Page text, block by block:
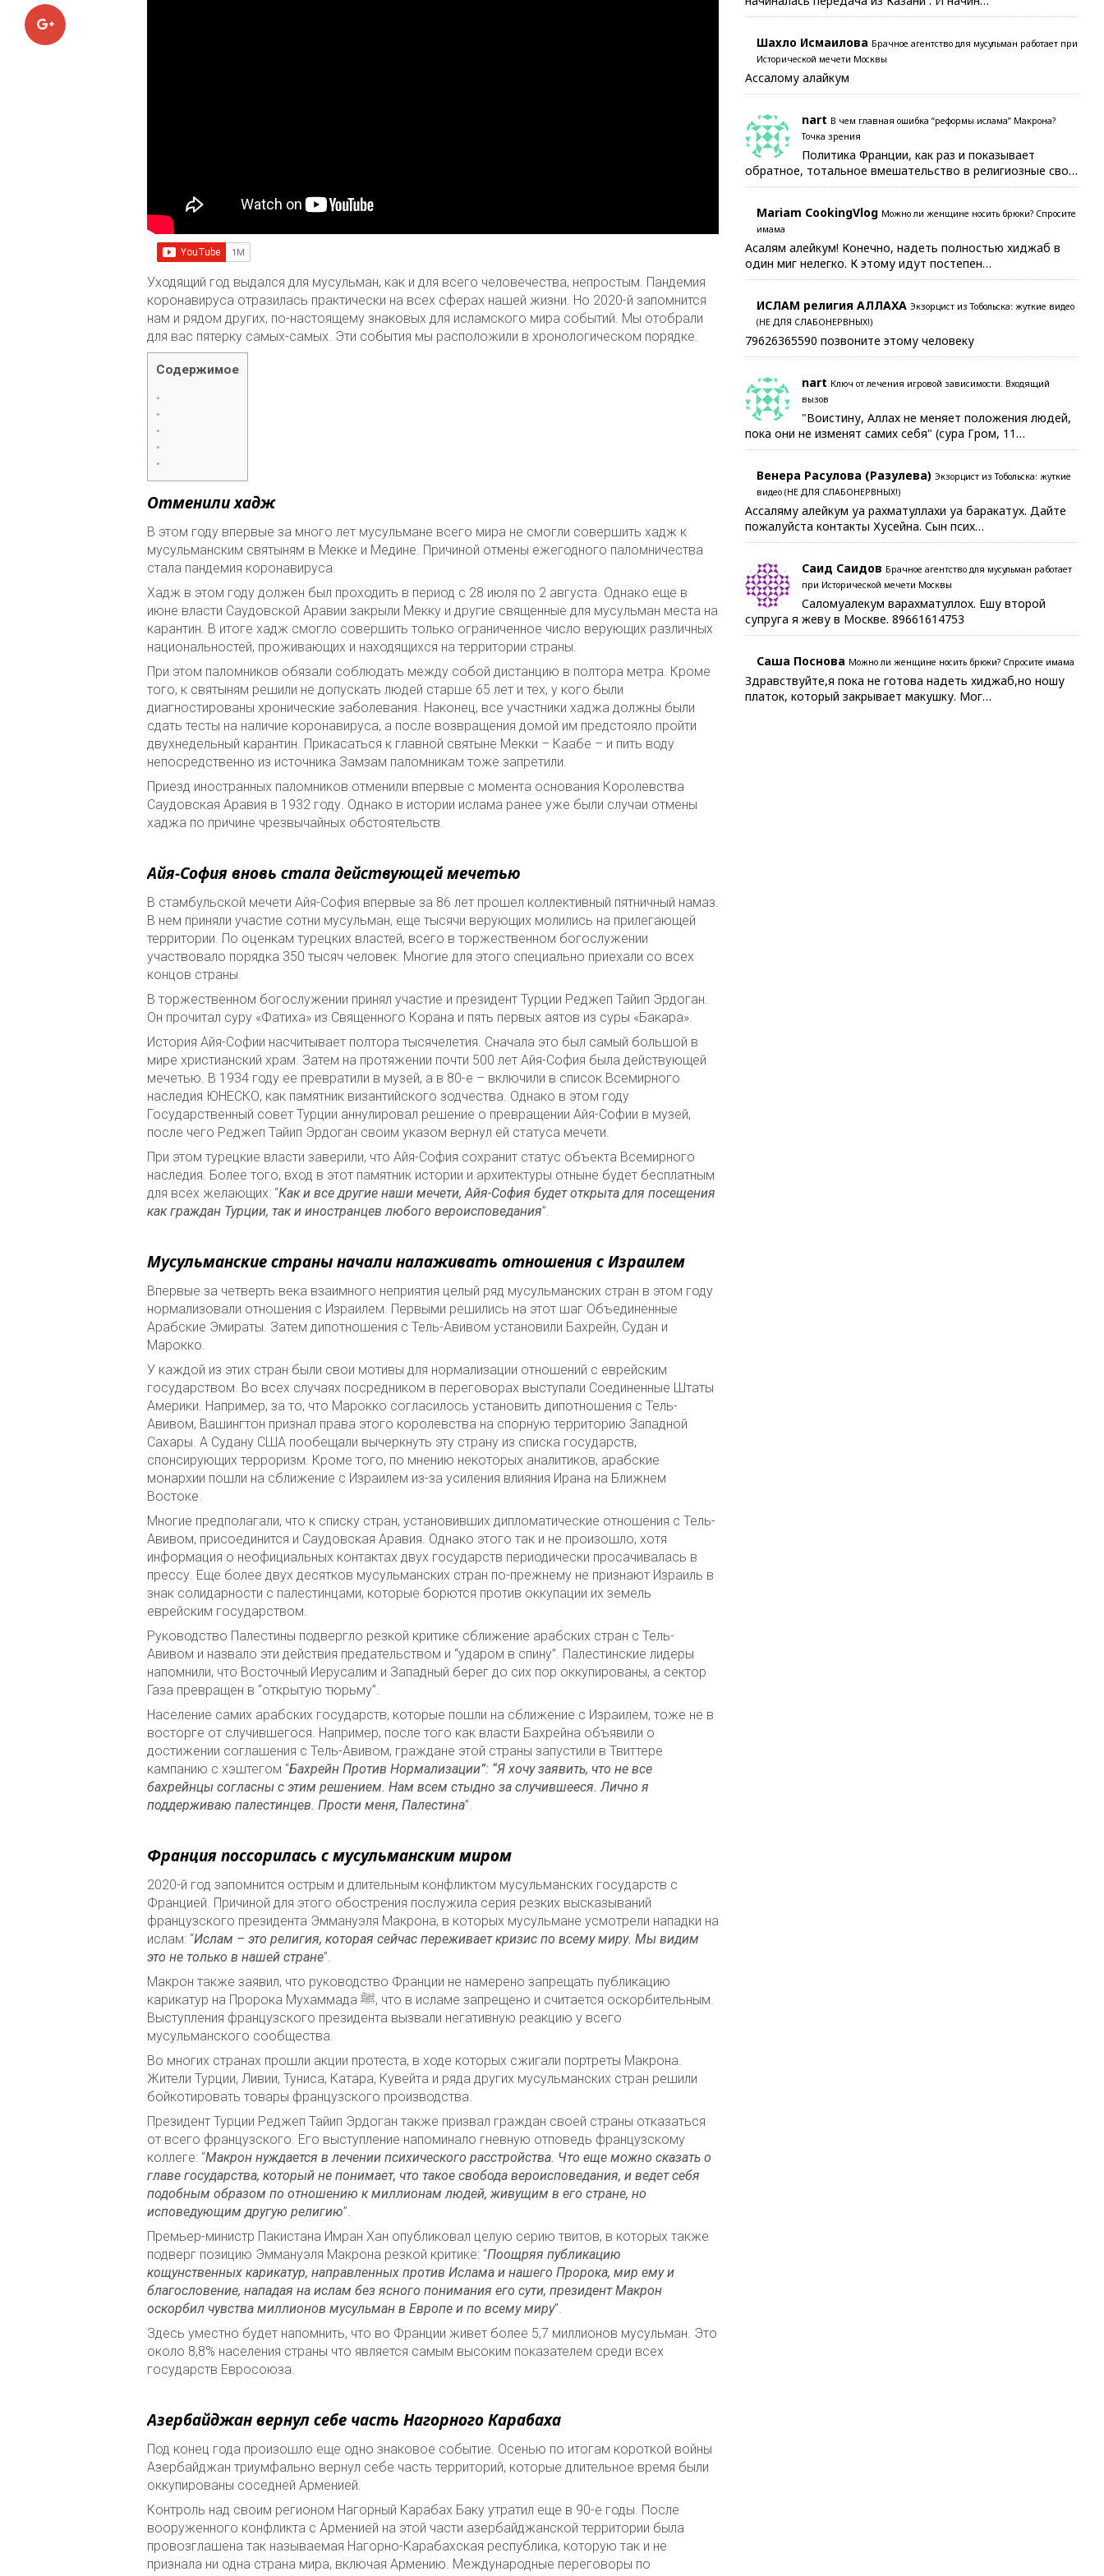
Google+
Уходящий год выдался для мусульман, как и для всего человечества, непростым. Пандемия
коронавируса отразилась практически на всех сферах нашей жизни. Но 2020-й запомнится
нам и рядом других, по-настоящему знаковых для исламского мира событий. Мы отобрали
для вас пятерку самых-самых. Эти события мы расположили в хронологическом порядке.
Содержимое
Отменили хадж
В этом году впервые за много лет мусульмане всего мира не смогли совершить хадж к
мусульманским святыням в Мекке и Медине. Причиной отмены ежегодного паломничества
стала пандемия коронавируса.
Хадж в этом году должен был проходить в период с 28 июля по 2 августа. Однако еще в
июне власти Саудовской Аравии закрыли Мекку и другие священные для мусульман места на
карантин. В итоге хадж смогло совершить только ограниченное число верующих различных
национальностей, проживающих и находящихся на территории страны.
При этом паломников обязали соблюдать между собой дистанцию в полтора метра. Кроме
того, к святыням решили не допускать людей старше 65 лет и тех, у кого были
диагностированы хронические заболевания. Наконец, все участники хаджа должны были
сдать тесты на наличие коронавируса, а после возвращения домой им предстояло пройти
двухнедельный карантин. Прикасаться к главной святыне Мекки – Каабе – и пить воду
непосредственно из источника Замзам паломникам тоже запретили.
Приезд иностранных паломников отменили впервые с момента основания Королевства
Саудовская Аравия в 1932 году. Однако в истории ислама ранее уже были случаи отмены
хаджа по причине чрезвычайных обстоятельств.
Айя-София вновь стала действующей мечетью
В стамбульской мечети Айя-София впервые за 86 лет прошел коллективный пятничный намаз.
В нем приняли участие сотни мусульман, еще тысячи верующих молились на прилегающей
территории. По оценкам турецких властей, всего в торжественном богослужении
участвовало порядка 350 тысяч человек. Многие для этого специально приехали со всех
концов страны.
В торжественном богослужении принял участие и президент Турции Реджеп Тайип Эрдоган.
Он прочитал суру «Фатиха» из Священного Корана и пять первых аятов из суры «Бакара».
История Айя-Софии насчитывает полтора тысячелетия. Сначала это был самый большой в
мире христианский храм. Затем на протяжении почти 500 лет Айя-София была действующей
мечетью. В 1934 году ее превратили в музей, а в 80-е – включили в список Всемирного
наследия ЮНЕСКО, как памятник византийского зодчества. Однако в этом году
Государственный совет Турции аннулировал решение о превращении Айя-Софии в музей,
после чего Реджеп Тайип Эрдоган своим указом вернул ей статуса мечети.
При этом турецкие власти заверили, что Айя-София сохранит статус объекта Всемирного
наследия. Более того, вход в этот памятник истории и архитектуры отныне будет бесплатным
для всех желающих: “Как и все другие наши мечети, Айя-София будет открыта для посещения
как граждан Турции, так и иностранцев любого вероисповедания”.
Мусульманские страны начали налаживать отношения с Израилем
Впервые за четверть века взаимного неприятия целый ряд мусульманских стран в этом году
нормализовали отношения с Израилем. Первыми решились на этот шаг Объединенные
Арабские Эмираты. Затем дипотношения с Тель-Авивом установили Бахрейн, Судан и
Марокко.
У каждой из этих стран были свои мотивы для нормализации отношений с еврейским
государством. Во всех случаях посредником в переговорах выступали Соединенные Штаты
Америки. Например, за то, что Марокко согласилось установить дипотношения с Тель-
Авивом, Вашингтон признал права этого королевства на спорную территорию Западной
Сахары. А Судану США пообещали вычеркнуть эту страну из списка государств,
спонсирующих терроризм. Кроме того, по мнению некоторых аналитиков, арабские
монархии пошли на сближение с Израилем из-за усиления влияния Ирана на Ближнем
Востоке.
Многие предполагали, что к списку стран, установивших дипломатические отношения с Тель-
Авивом, присоединится и Саудовская Аравия. Однако этого так и не произошло, хотя
информация о неофициальных контактах двух государств периодически просачивалась в
прессу. Еще более двух десятков мусульманских стран по-прежнему не признают Израиль в
знак солидарности с палестинцами, которые борются против оккупации их земель
еврейским государством.
Руководство Палестины подвергло резкой критике сближение арабских стран с Тель-
Авивом и назвало эти действия предательством и “ударом в спину”. Палестинские лидеры
напомнили, что Восточный Иерусалим и Западный берег до сих пор оккупированы, а сектор
Газа превращен в “открытую тюрьму”.
Население самих арабских государств, которые пошли на сближение с Израилем, тоже не в
восторге от случившегося. Например, после того как власти Бахрейна объявили о
достижении соглашения с Тель-Авивом, граждане этой страны запустили в Твиттере
кампанию с хэштегом “Бахрейн Против Нормализации”: “Я хочу заявить, что не все
бахрейнцы согласны с этим решением. Нам всем стыдно за случившееся. Лично я
поддерживаю палестинцев. Прости меня, Палестина”.
Франция поссорилась с мусульманским миром
2020-й год запомнится острым и длительным конфликтом мусульманских государств с
Францией. Причиной для этого обострения послужила серия резких высказываний
французского президента Эммануэля Макрона, в которых мусульмане усмотрели нападки на
ислам: “Ислам – это религия, которая сейчас переживает кризис по всему миру. Мы видим
это не только в нашей стране”.
Макрон также заявил, что руководство Франции не намерено запрещать публикацию
карикатур на Пророка Мухаммада ﷺ, что в исламе запрещено и считается оскорбительным.
Выступления французского президента вызвали негативную реакцию у всего
мусульманского сообщества.
Во многих странах прошли акции протеста, в ходе которых сжигали портреты Макрона.
Жители Турции, Ливии, Туниса, Катара, Кувейта и ряда других мусульманских стран решили
бойкотировать товары французского производства.
Президент Турции Реджеп Тайип Эрдоган также призвал граждан своей страны отказаться
от всего французского. Его выступление напоминало гневную отповедь французскому
коллеге: “Макрон нуждается в лечении психического расстройства. Что еще можно сказать о
главе государства, который не понимает, что такое свобода вероисповедания, и ведет себя
подобным образом по отношению к миллионам людей, живущим в его стране, но
исповедующим другую религию”.
Премьер-министр Пакистана Имран Хан опубликовал целую серию твитов, в которых также
подверг позицию Эммануэля Макрона резкой критике: “Поощряя публикацию
кощунственных карикатур, направленных против Ислама и нашего Пророка, мир ему и
благословение, нападая на ислам без ясного понимания его сути, президент Макрон
оскорбил чувства миллионов мусульман в Европе и по всему миру”.
Здесь уместно будет напомнить, что во Франции живет более 5,7 миллионов мусульман. Это
около 8,8% населения страны что является самым высоким показателем среди всех
государств Евросоюза.
Азербайджан вернул себе часть Нагорного Карабаха
Под конец года произошло еще одно знаковое событие. Осенью по итогам короткой войны
Азербайджан триумфально вернул себе часть территорий, которые длительное время были
оккупированы соседней Арменией.
Контроль над своим регионом Нагорный Карабах Баку утратил еще в 90-е годы. После
вооруженного конфликта с Арменией на этой части азербайджанской территории была
провозглашена так называемая Нагорно-Карабахская республика, которую так и не
признала ни одна страна мира, включая Армению. Международные переговоры по
Шахло Исмаилова Брачное агентство для мусульман работает при
Исторической мечети Москвы
Ассалому алайкум
nart В чем главная ошибка “реформы ислама” Макрона?
Точка зрения
Политика Франции, как раз и показывает
обратное, тотальное вмешательство в религиозные сво…
Mariam CookingVlog Можно ли женщине носить брюки? Спросите
имама
Асалям алейкум! Конечно, надеть полностью хиджаб в
один миг нелегко. К этому идут постепен…
ИСЛАМ религия АЛЛАХА Экзорцист из Тобольска: жуткие видео
(НЕ ДЛЯ СЛАБОНЕРВНЫХ!)
79626365590 позвоните этому человеку
nart Ключ от лечения игровой зависимости. Входящий
вызов
"Воистину, Аллах не меняет положения людей,
пока они не изменят самих себя" (сура Гром, 11…
Венера Расулова (Разулева) Экзорцист из Тобольска: жуткие
видео (НЕ ДЛЯ СЛАБОНЕРВНЫХ!)
Ассаляму алейкум уа рахматуллахи уа баракатух. Дайте
пожалуйста контакты Хусейна. Сын псих…
Саид Саидов Брачное агентство для мусульман работает
при Исторической мечети Москвы
Саломуалекум варахматуллох. Ешу второй
супруга я жеву в Москве. 89661614753
Саша Поснова Можно ли женщине носить брюки? Спросите имама
Здравствуйте,я пока не готова надеть хиджаб,но ношу
платок, который закрывает макушку. Мог…